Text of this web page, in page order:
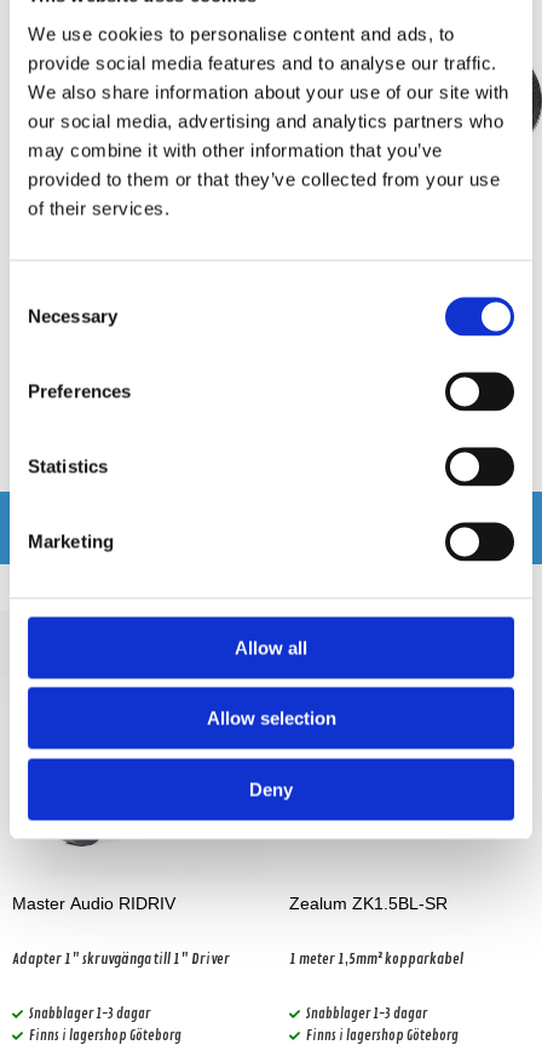
We use cookies to personalise content and ads, to
provide social media features and to analyse our traffic.
We also share information about your use of our site with
our social media, advertising and analytics partners who
may combine it with other information that you’ve
provided to them or that they’ve collected from your use
of their services.
Selection
Necessary
Preferences
Statistics
Marketing
Allow all
Allow selection
Deny
ZRS-Fakra-iso
Snabblager 1-3 dagar
69 kr /paket
Andra köpte även
Master Audio RIDRIV
Adapter 1" skruvgänga till 1" Driver
Snabblager 1-3 dagar
Finns i lagershop Göteborg
Zealum ZK1.5BL-SR
1 meter 1,5mm² kopparkabel
Snabblager 1-3 dagar
Finns i lagershop Göteborg